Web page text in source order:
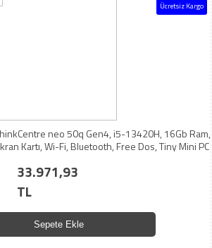
Ücretsiz Kargo
neo 50q Gen4, i5-13420H, 16Gb Ram,
Kartı, Wi-Fi, Bluetooth, Free Dos, Tiny Mini PC
33.971,93
TL
Sepete Ekle